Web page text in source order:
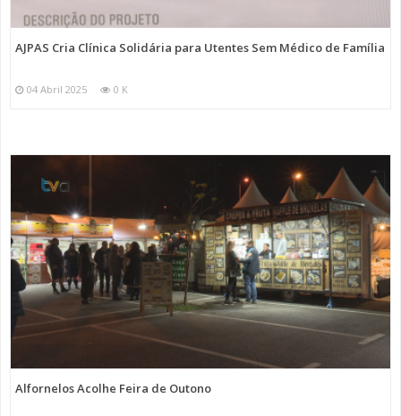
AJPAS Cria Clínica Solidária para Utentes Sem Médico de Família
04 Abril 2025 0 K
Alfornelos Acolhe Feira de Outono